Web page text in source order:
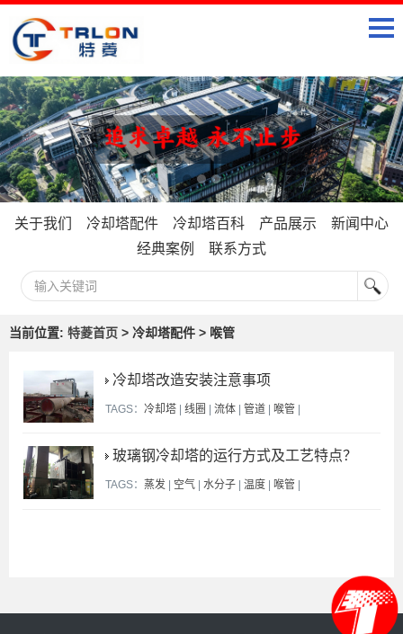
关于我们 冷却塔配件 冷却塔百科 产品展示
新闻中心
经典案例
联系方式
当前位置: 特菱首页 > 冷却塔配件 > 喉管
冷却塔改造安装注意事项
TAGS： 冷却塔 | 线圈 | 流体 | 管道 | 喉管 |
玻璃钢冷却塔的运行方式及工艺特点？
TAGS： 蒸发 空气 水分子 温度 喉管